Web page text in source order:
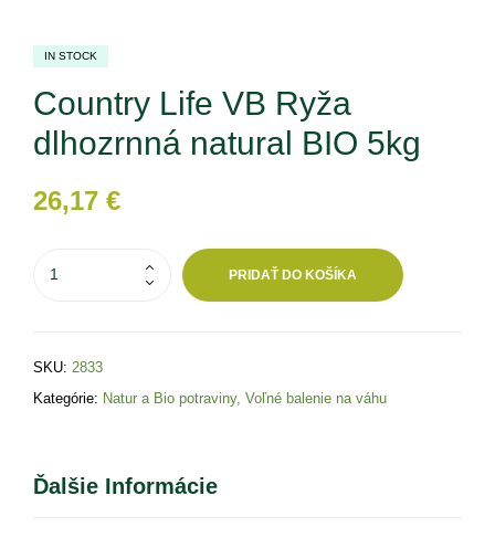
IN STOCK
Country Life VB Ryža
dlhozrnná natural BIO 5kg
26,17 €
PRIDAŤ DO KOŠÍKA
SKU: 2833
Kategórie: Natur a Bio potraviny, Voľné balenie na váhu
Ďalšie Informácie